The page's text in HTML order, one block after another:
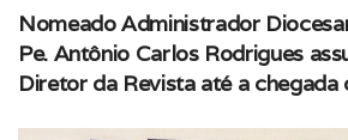
Nomeado Administrador
Pe. Antônio Carlos Rodrigues
Diretor da Revista até a chegada